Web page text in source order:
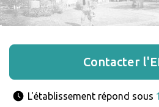
Contacter
L'établissement répond sous